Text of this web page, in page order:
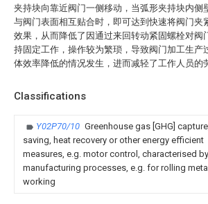
夹持块向靠近阀门一侧移动，当弧形夹持块内侧
与阀门表面相互贴合时，即可达到快速将阀门夹
效果，从而降低了因通过来回转动紧固螺栓对阀
持固定工作，操作较为繁琐，导致阀门加工生产
体效率降低的情况发生，进而减轻了工作人员的
Classifications
Y02P70/10 Greenhouse gas [GHG]
saving, heat recovery or other energy efficient
measures, e.g. motor control, characterised by
manufacturing processes, e.g. for rolling
working